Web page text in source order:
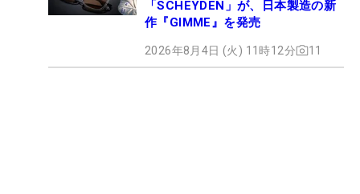
「SCHEYDEN」が、日本製造の新
作『GIMME』を発売
2026年8月4日 (火) 11時12分 11